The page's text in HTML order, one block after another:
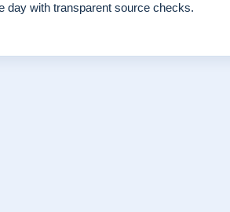
day with transparent source checks.